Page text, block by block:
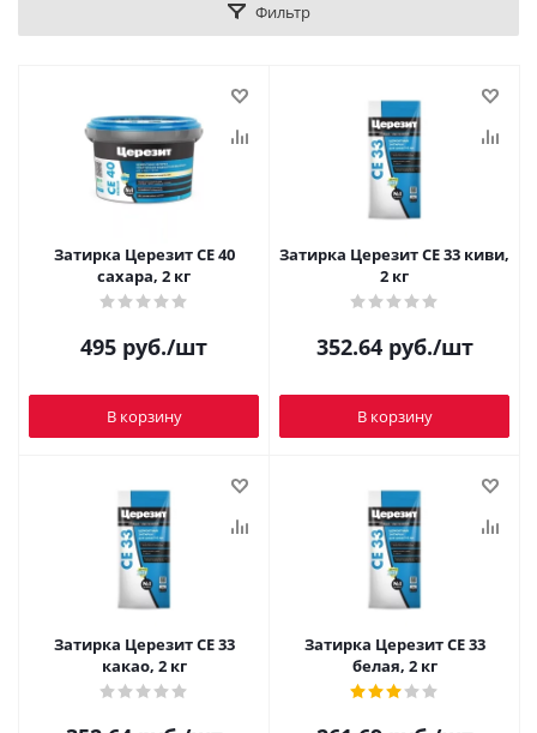
Фильтр
Затирка Церезит CE 40
сахара, 2 кг
495 руб./шт
В корзину
Затирка Церезит CE 33 киви,
2 кг
352.64руб./шт
В корзину
Затирка Церезит CE 33
какао, 2 кг
Затирка Церезит CE 33
белая, 2 кг